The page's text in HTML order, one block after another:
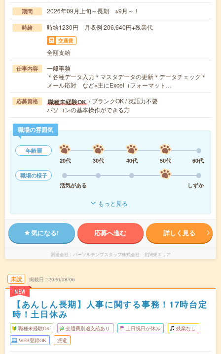
期間 2026年09月上旬～長期 ※9月～！
時給 時給1230円 月収例 206,640円+残業代
交通費
全額支給
仕事内容
一般事務
＊各種データ入力＊マスタデータの更新＊データチェック＊
メール応対 など※主にExcel（フォーマット…
応募資格 職種未経験OK / ブランクOK / 英語力不要
パソコンの基本操作ができる方
職場の雰囲気
年齢層
20代
30代 40代 50代
60代
職場の様子
活気がある
しずか
もっと見る
気になる! 応募へ進む 詳しく見る
派遣会社 パーソルテンプスタッフ株式会社 北関東エリア
未読
NEW
掲載日 2026/08/06
【あんしん長期】人事に関する事務！17時台定
時！土日休み
職種未経験OK 交通費別途支給あり 土日祝日が休み 残業なし
WEB登録OK 派遣